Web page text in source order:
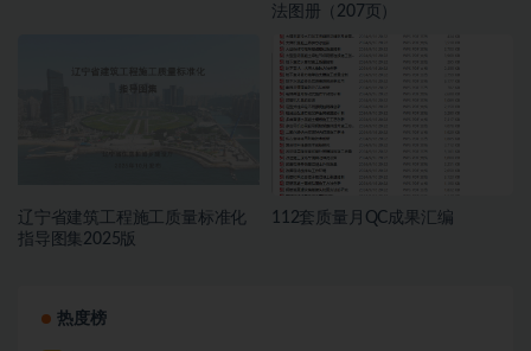
法图册（207页）
辽宁省建筑工程施工质量标准化
指导图集2025版
112套质量月QC成果汇编
热度榜